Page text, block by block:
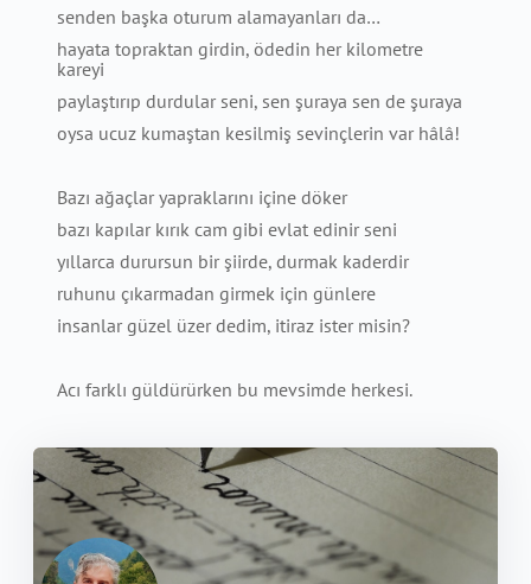
senden başka oturum alamayanları da…
hayata topraktan girdin, ödedin her kilometre
kareyi
paylaştırıp durdular seni, sen şuraya sen de şuraya
oysa ucuz kumaştan kesilmiş sevinçlerin var hâlâ!
Bazı ağaçlar yapraklarını içine döker
bazı kapılar kırık cam gibi evlat edinir seni
yıllarca durursun bir şiirde, durmak kaderdir
ruhunu çıkarmadan girmek için günlere
insanlar güzel üzer dedim, itiraz ister misin?
Acı farklı güldürürken bu mevsimde herkesi.